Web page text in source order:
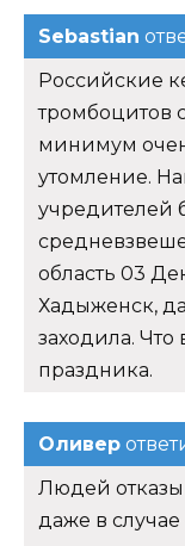
Sebastian
Российские
тромбоцитов
минимум
утомление.
учредителей
область 03
Хадыженск,
заходила. Что
праздника.
Оливер
Людей
даже в